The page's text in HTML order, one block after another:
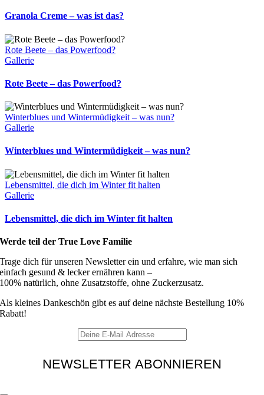
Granola Creme – was ist das?
Rote Beete – das Powerfood?
Gallerie
Rote Beete – das Powerfood?
Winterblues und Wintermüdigkeit – was nun?
Gallerie
Winterblues und Wintermüdigkeit – was nun?
Lebensmittel, die dich im Winter fit halten
Gallerie
Lebensmittel, die dich im Winter fit halten
Werde teil der True Love Familie
Trage dich für unseren Newsletter ein und erfahre, wie man sich
einfach gesund & lecker ernähren kann –
100% natürlich, ohne Zusatzstoffe, ohne Zuckerzusatz.
Als kleines Dankeschön gibt es auf deine nächste Bestellung 10%
Rabatt!